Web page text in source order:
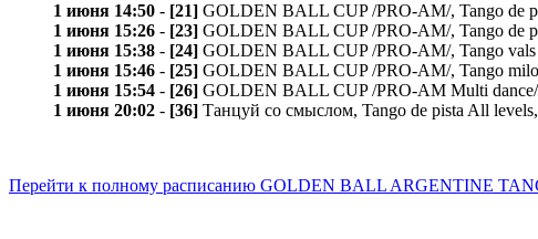
1 июня 14:50 - [21] GOLDEN BALL CUP /PRO-AM/, Tango de
1 июня 15:26 - [23] GOLDEN BALL CUP /PRO-AM/, Tango de
1 июня 15:38 - [24] GOLDEN BALL CUP /PRO-AM/, Tango vals
1 июня 15:46 - [25] GOLDEN BALL CUP /PRO-AM/, Tango
1 июня 15:54 - [26] GOLDEN BALL CUP /PRO-AM Multi dance/,
1 июня 20:02 - [36] Танцуй со смыслом, Tango de pista All
Перейти к полному расписанию GOLDEN BALL ARGENTINE